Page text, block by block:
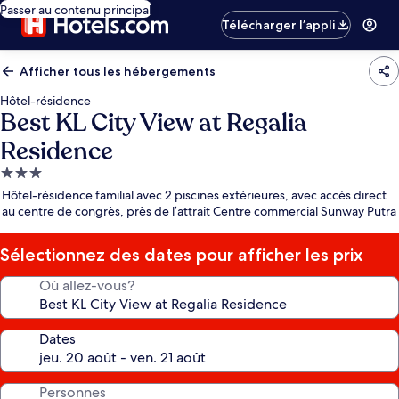
Passer au contenu principal
Télécharger l’appli
Afficher tous les hébergements
Hôtel-résidence
Best KL City View at Regalia
Residence
Hébergement
3.0 étoiles
Hôtel-résidence familial avec 2 piscines extérieures, avec accès direct
au centre de congrès, près de l’attrait Centre commercial Sunway Putra
Sélectionnez des dates pour afficher les prix
Où allez-vous?
Dates
Personnes